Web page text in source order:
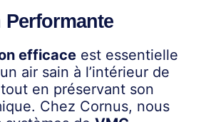
efficace est essentielle
air sain à l’intérieur de
en préservant son
Chez Cornus, nous